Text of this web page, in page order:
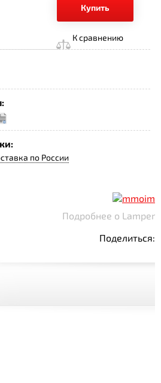
Купить
К сравнению
по России
Подробнее о Lamper
Поделиться: